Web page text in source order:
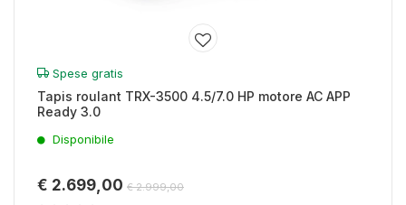
Spese gratis
Tapis roulant TRX-3500 4.5/7.0 HP motore AC APP
Ready 3.0
Disponibile
€ 2.699,00 € 2.999,00